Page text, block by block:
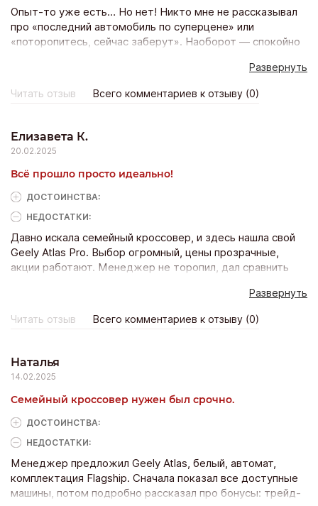
Опыт-то уже есть… Но нет! Никто мне не рассказывал
про «последний автомобиль по суперцене» или
«поторопитесь, сейчас заберут». Наоборот — спокойно
чтобы сидеть удобнее (рост у меня невысокий). В итоге
я сам себя убедил купить машину, а не они меня. Если это
и был развод — то я счастливый потерпевший.
Развернуть
Читать отзыв Всего комментариев к отзыву (0)
Елизавета К.
20.02.2025
Всё прошло просто идеально!
ДОСТОИНCТВА:
НЕДОСТАТКИ:
Давно искала семейный кроссовер, и здесь нашла свой
Geely Atlas Pro. Выбор огромный, цены прозрачные,
акции работают. Менеджер не торопил, дал сравнить
надёжность и сервис. Тест-драйв организовали без
проблем, даже поехали по трассе. Взяла максимальную
комплектацию со скидкой — получилась выгоднее, чем в
дешевле рынка, кредит под приятный процент. После
покупки звонили — как дела с машиной, всё ли нравится.
честно, качественно и душевно.
Развернуть
Читать отзыв Всего комментариев к отзыву (0)
Наталья
14.02.2025
Семейный кроссовер нужен был срочно.
ДОСТОИНCТВА:
НЕДОСТАТКИ:
Менеджер предложил Geely Atlas, белый, автомат,
комплектация Flagship. Сначала показал все доступные
машины, потом подробно рассказал про бонусы: трейд-